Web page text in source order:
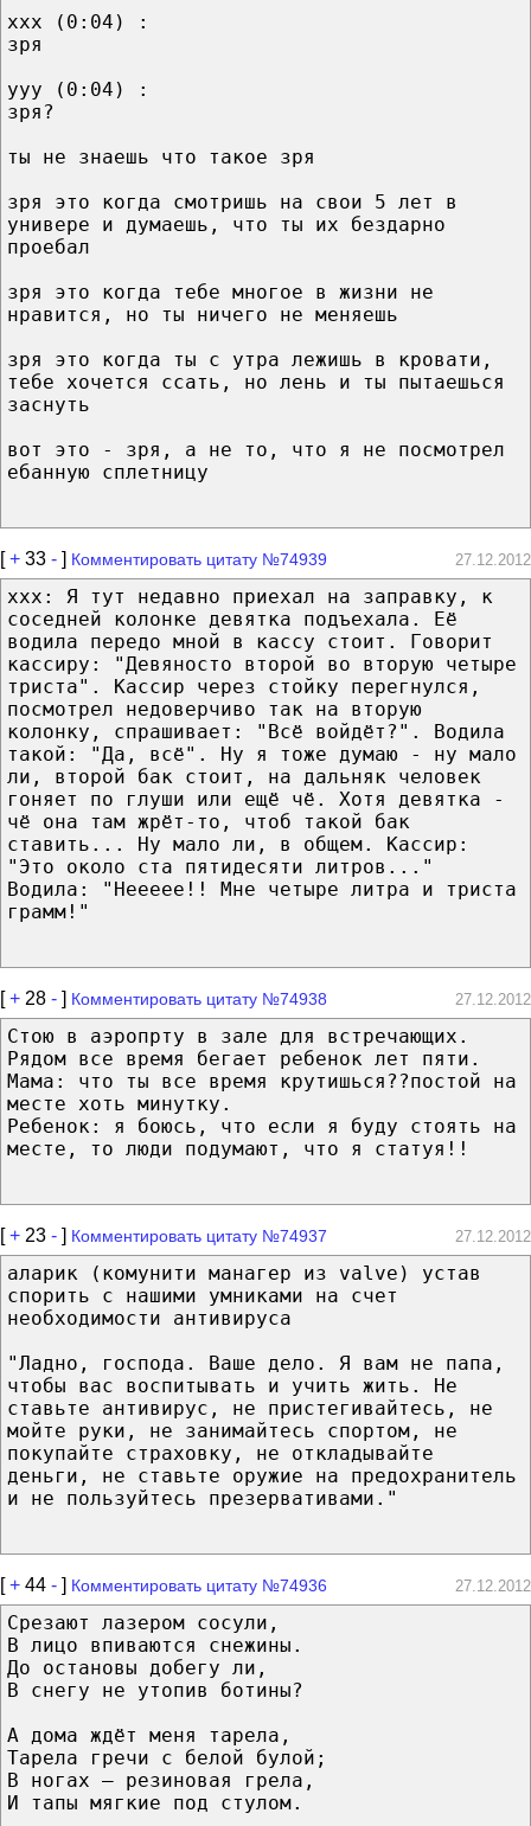
xxx (0:04) :
зря
yyy (0:04) :
зря?
ты не знаешь что такое зря
зря это когда смотришь на свои 5 лет в
универе и думаешь, что ты их бездарно
проебал
зря это когда тебе многое в жизни не
нравится, но ты ничего не меняешь
зря это когда ты с утра лежишь в кровати,
тебе хочется ссать, но лень и ты пытаешься
заснуть
вот это - зря, а не то, что я не посмотрел
ебанную сплетницу
[+ 33 - ] Комментировать цитату №74939 27.12.2012
ххх: Я тут недавно приехал на заправку, к
соседней колонке девятка подъехала. Её
водила передо мной в кассу стоит. Говорит
кассиру: "Девяносто второй во вторую четыре
триста". Кассир через стойку перегнулся,
посмотрел недоверчиво так на вторую
колонку, спрашивает: "Всё войдёт?". Водила
такой: "Да, всё". Ну я тоже думаю - ну мало
ли, второй бак стоит, на дальняк человек
гоняет по глуши или ещё чё. Хотя девятка -
чё она там жрёт-то, чтоб такой бак
ставить... Ну мало ли, в общем. Кассир:
"Это около ста пятидесяти литров..."
Водила: "Неееее!! Мне четыре литра и триста
грамм!"
[+ 28 - ] Комментировать цитату №74938 27.12.2012
Стою в аэропрту в зале для встречающих.
Рядом все время бегает ребенок лет пяти.
Мама: что ты все время крутишься??постой на
месте хоть минутку.
Ребенок: я боюсь, что если я буду стоять на
месте, то люди подумают, что я статуя!!
[+ 23 - ] Комментировать цитату №74937 27.12.2012
аларик (комунити манагер из valve) устав
спорить с нашими умниками на счет
необходимости антивируса
"Ладно, господа. Ваше дело. Я вам не папа,
чтобы вас воспитывать и учить жить. Не
ставьте антивирус, не пристегивайтесь, не
мойте руки, не занимайтесь спортом, не
покупайте страховку, не откладывайте
деньги, не ставьте оружие на предохранитель
и не пользуйтесь презервативами."
[+ 44 - ] Комментировать цитату №74936 27.12.2012
Срезают лазером сосули,
В лицо впиваются снежины.
До остановы добегу ли,
В снегу не утопив ботины?
А дома ждёт меня тарела,
Тарела гречи с белой булой;
В ногах – резиновая грела,
И тапы мягкие под стулом.